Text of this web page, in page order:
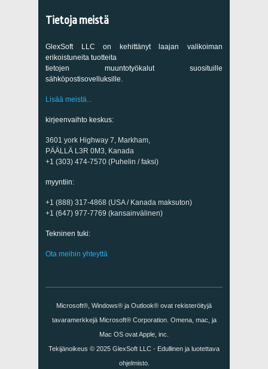
Tietoja meistä
GlexSoft LLC on kehittänyt laajan valikoiman
erikoistuneita tuotteita
tietojen muuntotyökalut suosituille
sähköpostisovelluksille.
Lisää meistä...
kirjeenvaihto keskus:
3601 york Highway 7, Markham,
PÄÄLLÄ L3R 0M3, Kanada
+1 (303) 474-7570 (Puhelin / faksi)
myyntiin:
+1 (888) 317-4868 (USA / Kanada maksuton)
+1 (647) 977-7769 (kansainvälinen)
Tekninen tuki:
Ota meihin yhteyttä
Microsoft®, Windows® ja Outlook® ovat rekisteröityjä
tavaramerkkejä Microsoft® Corporation. Omena, mac, ja
Mac OS ovat Apple, inc.
Tekijänoikeus © 2025 GlexSoft LLC - Edullinen ja luotettava
ohjelmisto.